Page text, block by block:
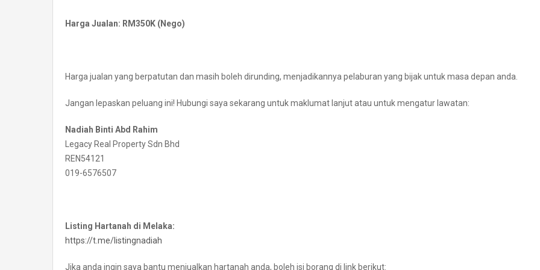
Harga Jualan: RM350K (Nego)
Harga jualan yang berpatutan dan masih boleh dirunding, menjadikannya pelaburan yang bijak untuk masa depan anda.
Jangan lepaskan peluang ini! Hubungi saya sekarang untuk maklumat lanjut atau untuk mengatur lawatan:
Nadiah Binti Abd Rahim
Legacy Real Property Sdn Bhd
REN54121
019-6576507
Listing Hartanah di Melaka:
https://t.me/listingnadiah
Jika anda ingin saya bantu menjualkan hartanah anda, boleh isi borang di link berikut: